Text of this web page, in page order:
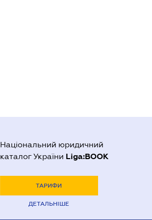
Національний юридичний
каталог України Liga:BOOK
ТАРИФИ
ДЕТАЛЬНІШЕ